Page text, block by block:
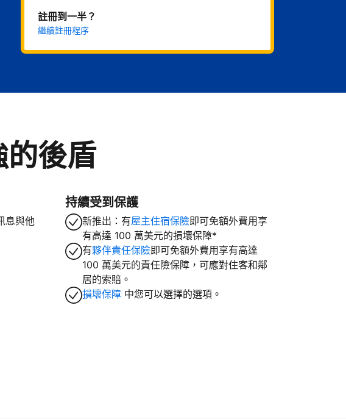
註冊到一半？
繼續註冊程序
後盾
息與他
持續受到保護
新推出：有屋主住宿保險即可免額外費用享
有高達 100 萬美元的損壞保障*
有夥伴責任保險即可免額外費用享有高達
100 萬美元的責任險保障，可應對住客和鄰
居的索賠。
損壞保障 中您可以選擇的選項。